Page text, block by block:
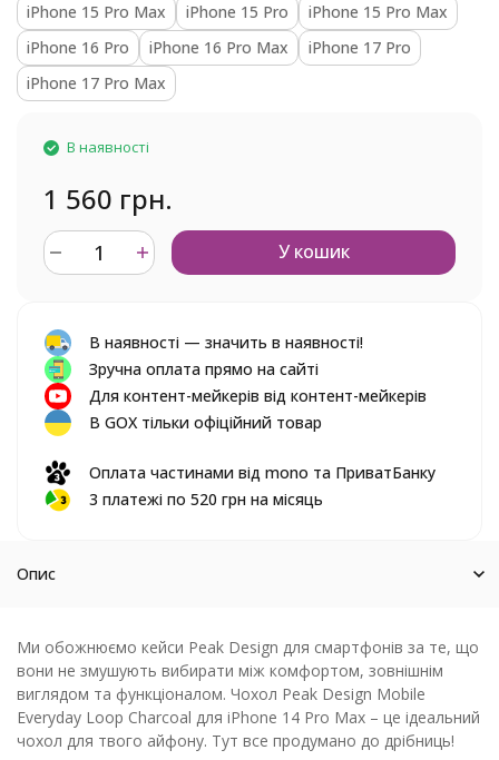
iPhone 15 Pro Max
iPhone 15 Pro
iPhone 15 Pro Max
iPhone 16 Pro
iPhone 16 Pro Max
iPhone 17 Pro
iPhone 17 Pro Max
В наявності
1 560 грн.
У кошик
В наявності — значить в наявності!
Зручна оплата прямо на сайті
Для контент-мейкерів від контент-мейкерів
В GOX тільки офіційний товар
Оплата частинами від mono та ПриватБанку
3 платежі по 520 грн на місяць
Опис
Ми обожнюємо кейси Peak Design для смартфонів за те, що
вони не змушують вибирати між комфортом, зовнішнім
виглядом та функціоналом. Чохол Peak Design Mobile
Everyday Loop Charcoal для iPhone 14 Pro Max – це ідеальний
чохол для твого айфону. Тут все продумано до дрібниць!